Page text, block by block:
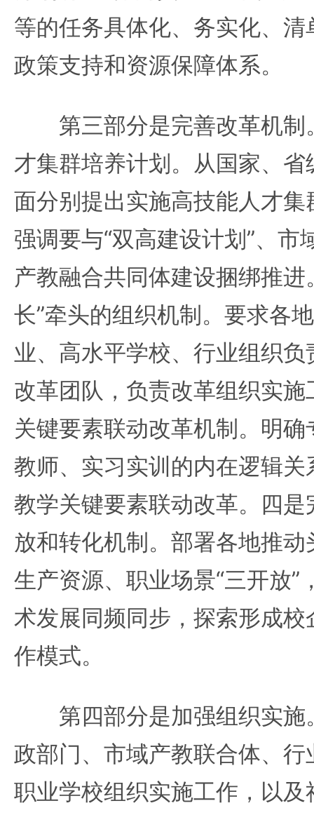
等的任务具体化、务实化、
政策支持和资源保障体系。
第三部分是完善改革机制
才集群培养计划。从国家、
面分别提出实施高技能人才
强调要与“双高建设计划”、市
产教融合共同体建设捆绑推进
长”牵头的组织机制。要求各
业、高水平学校、行业组织负
改革团队，负责改革组织实
关键要素联动改革机制。明
教师、实习实训的内在逻辑
教学关键要素联动改革。四
放和转化机制。部署各地推
生产资源、职业场景“三开放”
术发展同频同步，探索形成
作模式。
第四部分是加强组织实施
政部门、市域产教联合体、
职业学校组织实施工作，以